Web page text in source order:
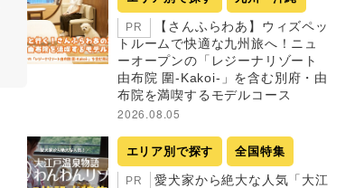
PR
【さんふらわあ】ウィズペッ
トルームで快適な九州旅へ！ニュ
ーオープンの「レジーナリゾート
由布院 圍-Kakoi-」を含む別府・由
布院を満喫するモデルコース
2026.08.05
エリア別で探す 全国特集
PR
愛犬家から絶大な人気「大江